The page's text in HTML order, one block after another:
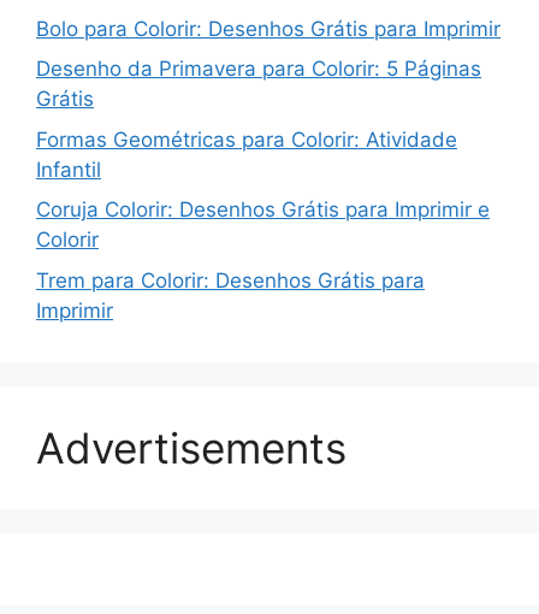
Bolo para Colorir: Desenhos Grátis para Imprimir
Desenho da Primavera para Colorir: 5 Páginas
Grátis
Formas Geométricas para Colorir: Atividade
Infantil
Coruja Colorir: Desenhos Grátis para Imprimir e
Colorir
Trem para Colorir: Desenhos Grátis para
Imprimir
Advertisements